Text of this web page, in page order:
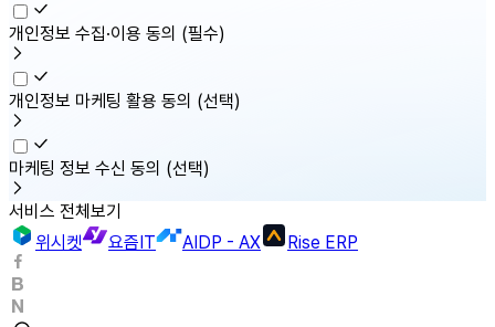
개인정보 수집·이용 동의 (필수)
개인정보 마케팅 활용 동의 (선택)
마케팅 정보 수신 동의 (선택)
서비스 전체보기
위시켓
요즘IT AIDP - AX Rise ERP